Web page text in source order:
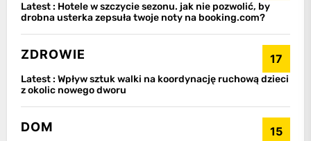
Latest : Hotele w szczycie sezonu. jak nie pozwolić, by
drobna usterka zepsuła twoje noty na booking.com?
ZDROWIE 17
Latest : Wpływ sztuk walki na koordynację ruchową dzieci
z okolic nowego dworu
DOM 15